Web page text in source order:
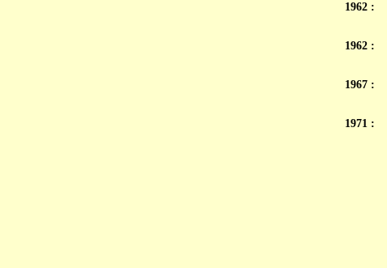
1962 :
1962 :
1967 :
1971 :